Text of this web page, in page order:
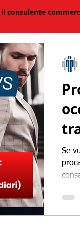
il consulente
cineforum
finanziaria
per commerciali
Se